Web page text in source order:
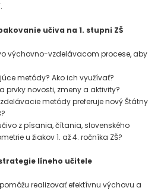
učiva na 1. stupni ZŠ
výchovno-vzdelávacom procese, aby
metódy? Ako ich využívať?
prvky novosti, zmeny a aktivity?
metódy preferuje nový Štátny
z písania, čítania, slovenského
u žiakov 1. až 4. ročníka ZŠ?
líneho učitele
realizovať efektívnu výchovu a